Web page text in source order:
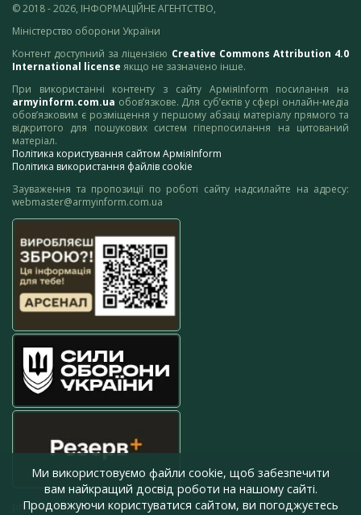
© 2018 - 2026, ІНФОРМАЦІЙНЕ АГЕНТСТВО,
Міністерство оборони України
Контент доступний за ліцензією Creative Commons Attribution 4.0
International license якщо не зазначено інше.
При використанні контенту з сайту АрміяInform посилання на
armyinform.com.ua обов’язкове. Для суб’єктів у сфері онлайн-медіа
обов’язковим є розміщення у першому абзаці матеріалу прямого та
відкритого для пошукових систем гіперпосилання на цитований
матеріал.
Політика користування сайтом АрміяInform
Політика використання файлів cookie
Зауваження та пропозиції по роботі сайту надсилайте на адресу:
webmaster@armyinform.com.ua
press@armyinform.com.ua
Ми використовуємо файли cookie, щоб забезпечити
вам найкращий досвід роботи на нашому сайті.
Продовжуючи користуватися сайтом, ви погоджуєтесь